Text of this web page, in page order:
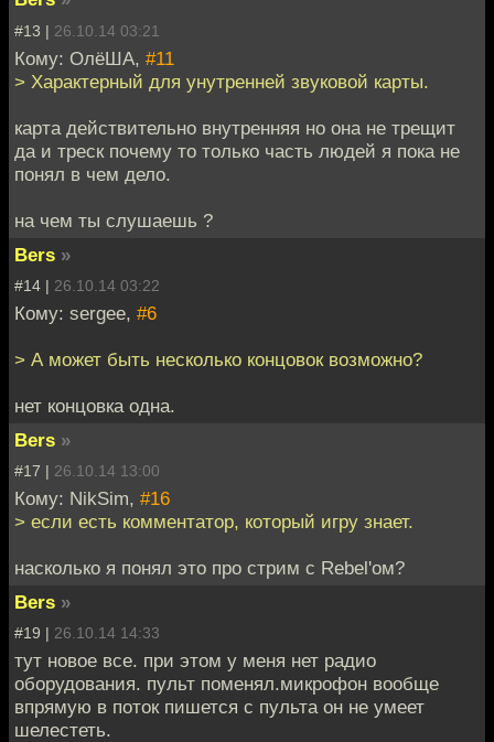
#13 | 26.10.14 03:21
Кому: ОлёША, #11
> Характерный для унутренней звуковой карты.
карта действительно внутренняя но она не трещит
да и треск почему то только часть людей я пока не
понял в чем дело.
на чем ты слушаешь ?
Bers »
#14 | 26.10.14 03:22
Кому: sergee, #6
> А может быть несколько концовок возможно?
нет концовка одна.
Bers »
#17 | 26.10.14 13:00
Кому: NikSim, #16
> если есть комментатор, который игру знает.
насколько я понял это про стрим с Rebel'ом?
Bers »
#19 | 26.10.14 14:33
тут новое все. при этом у меня нет радио
оборудования. пульт поменял.микрофон вообще
впрямую в поток пишется с пульта он не умеет
шелестеть.